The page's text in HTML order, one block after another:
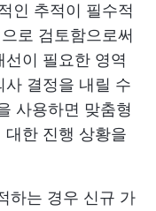
인 추적이 필수적
로 검토함으로써
이 필요한 영역
결정을 내릴 수
사용하면 맞춤형
대한 진행 상황을
하는 경우 신규 가